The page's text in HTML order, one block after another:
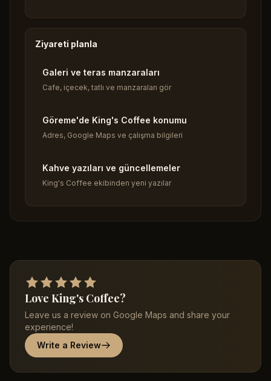
Ziyareti planla
Galeri ve teras manzaraları
Cafe, içecek, tatlı ve manzaraları gör
Göreme'de King's Coffee konumu
Adres, Google Maps ve çalışma bilgileri
Kahve yazıları ve güncellemeler
King's Coffee ekibinden yeni yazılar
Love King's Coffee?
Leave us a review on Google Maps and share your
experience!
Write a Review